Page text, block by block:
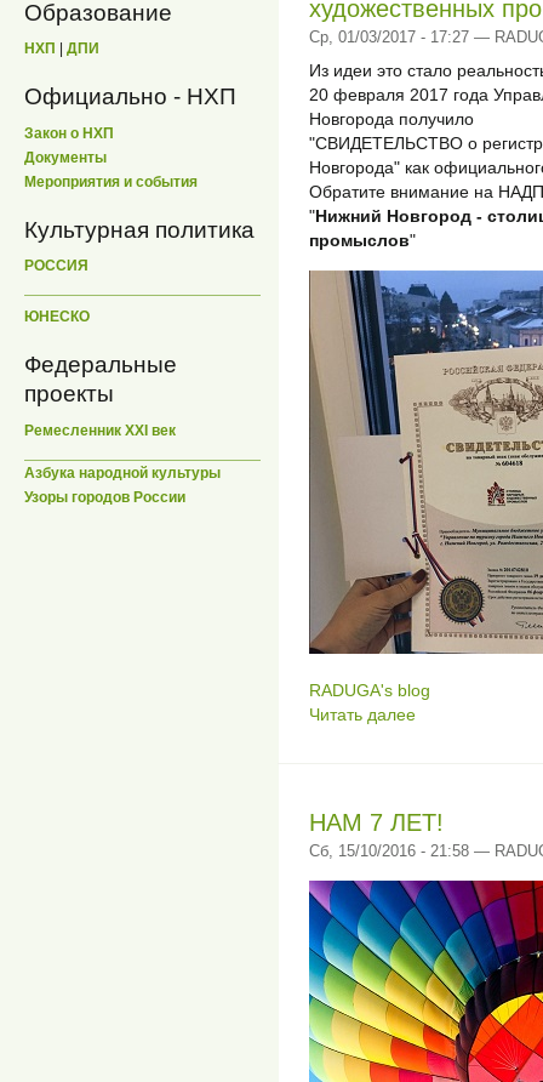
Образование
НХП ДПИ
Официально - НХП
Закон о НХП
Документы
Мероприятия и события
Культурная политика
РОССИЯ
ЮНЕСКО
Федеральные
проекты
Ремесленник XXI век
Азбука народной культуры
Узоры городов России
художественных
Ср, 01/03/2017 - 17:27 —
Из идеи это стало
20 февраля 2017 года
Новгорода получило
"СВИДЕТЕЛЬСТВО о
Новгорода" как
Обратите внимание на
"Нижний Новгород -
промыслов"
RADUGA's blog
Читать далее
НАМ 7 ЛЕТ!
Сб, 15/10/2016 - 21:58 —